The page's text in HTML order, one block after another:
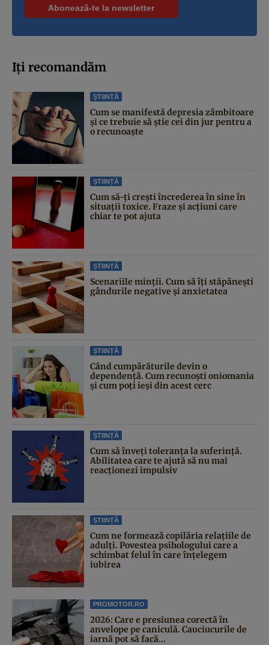
Iți recomandăm
ȘTIINȚĂ
Cum se manifestă depresia zâmbitoare
și ce trebuie să știe cei din jur pentru a
o recunoaște
ȘTIINȚĂ
Cum să-ți crești încrederea în sine în
situații toxice. Fraze și acțiuni care
chiar te pot ajuta
ȘTIINȚĂ
Scenariile minții. Cum să îți stăpânești
gândurile negative și anxietatea
ȘTIINȚĂ
Când cumpărăturile devin o
dependență. Cum recunoști oniomania
și cum poți ieși din acest cerc
ȘTIINȚĂ
Cum să înveți toleranța la suferință.
Abilitatea care te ajută să nu mai
reacționezi impulsiv
ȘTIINȚĂ
Cum ne formează copilăria relațiile de
adulți. Povestea psihologului care a
schimbat felul în care înțelegem
iubirea
PROMOTOR.RO
2026: Care e presiunea corectă în
anvelope pe caniculă. Cauciucurile de
iarnă pot să facă...